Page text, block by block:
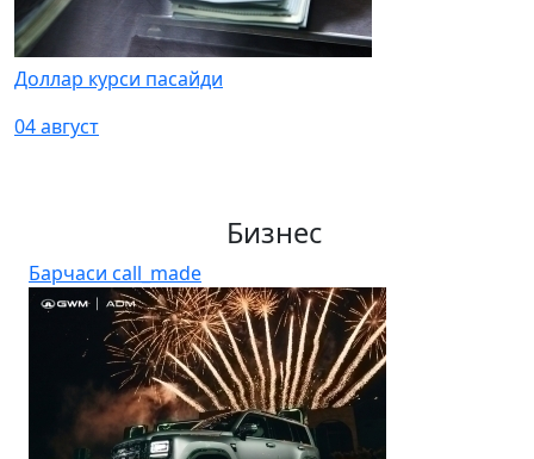
Доллар курси пасайди
04 август
Бизнес
Барчаси call_made